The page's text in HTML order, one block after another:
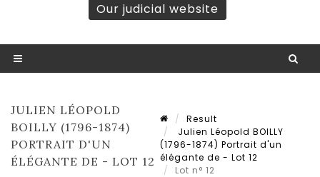
Our judicial website
JULIEN LÉOPOLD
BOILLY (1796-1874)
PORTRAIT D'UN
ÉLÉGANTE DE - LOT 12
Result
Julien Léopold BOILLY
(1796-1874) Portrait d'un
élégante de - Lot 12
Lot n° 12